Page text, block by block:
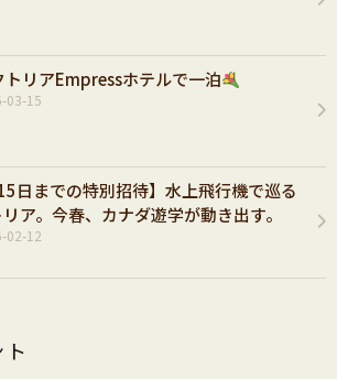
トリアEmpressホテルで一泊
03-15
15日までの特別招待】水上飛行機で巡る
ア。今春、カナダ遊学が動き出す。
02-12